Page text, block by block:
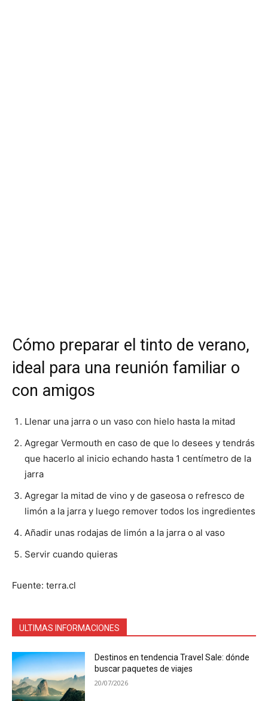
Cómo preparar el tinto de verano,
ideal para una reunión familiar o
con amigos
Llenar una jarra o un vaso con hielo hasta la mitad
Agregar Vermouth en caso de que lo desees y tendrás
que hacerlo al inicio echando hasta 1 centímetro de la
jarra
Agregar la mitad de vino y de gaseosa o refresco de
limón a la jarra y luego remover todos los ingredientes
Añadir unas rodajas de limón a la jarra o al vaso
Servir cuando quieras
Fuente: terra.cl
ULTIMAS INFORMACIONES
Destinos en tendencia Travel Sale: dónde
buscar paquetes de viajes
20/07/2026